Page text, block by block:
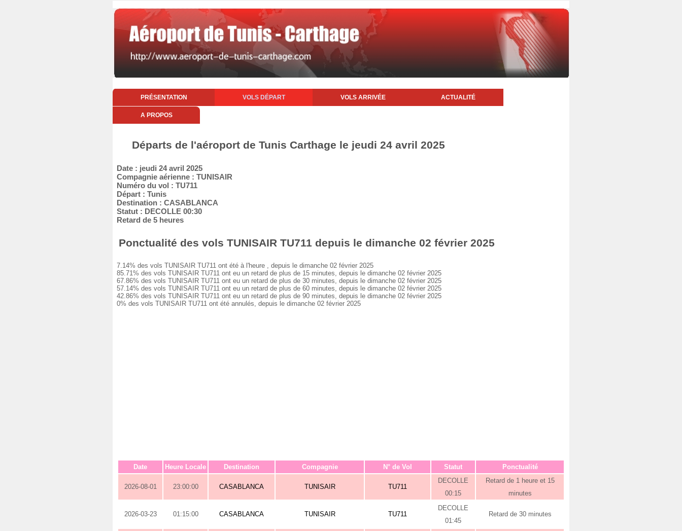
PRÉSENTATION VOLS DÉPART VOLS ARRIVÉE ACTUALITÉ
A PROPOS
Départs de l'aéroport de Tunis Carthage le jeudi 24 avril 2025
Date : jeudi 24 avril 2025
Compagnie aérienne : TUNISAIR
Numéro du vol : TU711
Départ : Tunis
Destination : CASABLANCA
Statut : DECOLLE 00:30
Retard de 5 heures
Ponctualité des vols TUNISAIR TU711 depuis le dimanche 02 février 2025
7.14% des vols TUNISAIR TU711 ont été à l'heure , depuis le dimanche 02 février 2025
85.71% des vols TUNISAIR TU711 ont eu un retard de plus de 15 minutes, depuis le dimanche 02 février 2025
67.86% des vols TUNISAIR TU711 ont eu un retard de plus de 30 minutes, depuis le dimanche 02 février 2025
57.14% des vols TUNISAIR TU711 ont eu un retard de plus de 60 minutes, depuis le dimanche 02 février 2025
42.86% des vols TUNISAIR TU711 ont eu un retard de plus de 90 minutes, depuis le dimanche 02 février 2025
0% des vols TUNISAIR TU711 ont été annulés, depuis le dimanche 02 février 2025
Date Heure Locale Destination Compagnie N° de Vol Statut Ponctualité
2026-08-01 23:00:00 CASABLANCA TUNISAIR TU711
DECOLLE
00:15
Retard de 1 heure et 15
minutes
2026-03-23 01:15:00 CASABLANCA TUNISAIR TU711
DECOLLE
01:45
Retard de 30 minutes